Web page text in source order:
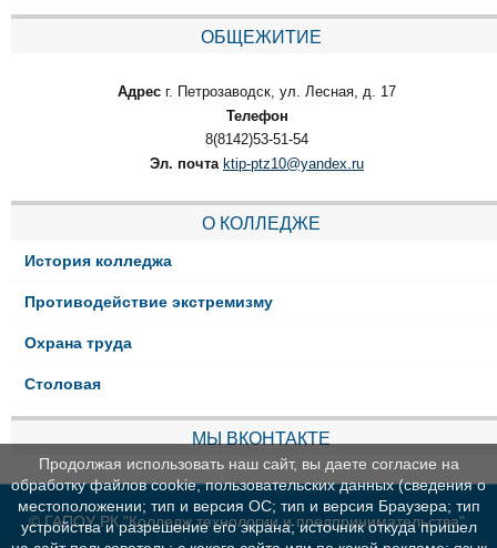
ОБЩЕЖИТИЕ
Адрес г. Петрозаводск, ул. Лесная, д. 17
Телефон
8(8142)53-51-54
Эл. почта ktip-ptz10@yandex.ru
О КОЛЛЕДЖЕ
История колледжа
Противодействие экстремизму
Охрана труда
Столовая
МЫ ВКОНТАКТЕ
© ГАПОУ РК "Колледж технологии и предпринимательства"
Продолжая использовать наш сайт, вы даете согласие на
обработку файлов cookie, пользовательских данных (сведения о
местоположении; тип и версия ОС; тип и версия Браузера; тип
устройства и разрешение его экрана; источник откуда пришел